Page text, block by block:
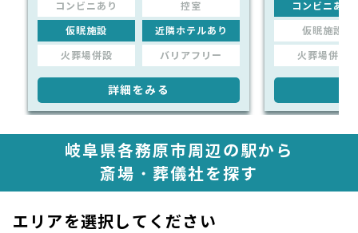
コンビニあり 控室
仮眠施設 近隣ホテルあり
火葬場併設 バリアフリー
詳細をみる
コンビニあり
仮眠施設
火葬場併設
岐阜県各務原市周辺の駅から
斎場・葬儀社を探す
エリアを選択してください